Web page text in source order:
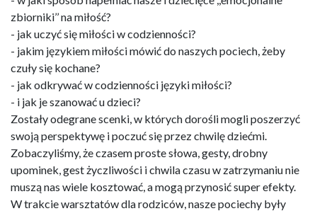
zbiorniki’’ na miłość?
- jak uczyć się miłości w codzienności?
- jakim językiem miłości mówić do naszych pociech, żeby
czuły się kochane?
- jak odkrywać w codzienności języki miłości?
- i jak je szanować u dzieci?
Zostały odegrane scenki, w których dorośli mogli poszerzyć
swoją perspektywę i poczuć się przez chwilę dziećmi.
Zobaczyliśmy, że czasem proste słowa, gesty, drobny
upominek, gest życzliwości i chwila czasu w zatrzymaniu nie
muszą nas wiele kosztować, a mogą przynosić super efekty.
W trakcie warsztatów dla rodziców, nasze pociechy były